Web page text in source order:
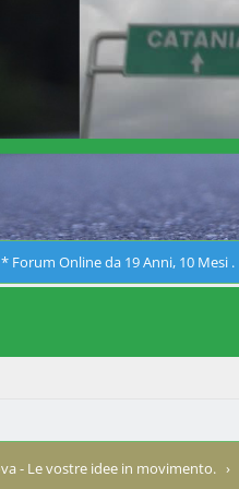
* Forum Online da 19 Anni, 10 Mesi .
- Le vostre idee in movimento. ›